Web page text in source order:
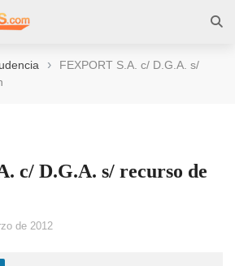
›
FEXPORT S.A. c/ D.G.A. s/
c/ D.G.A. s/ recurso de
de 2012